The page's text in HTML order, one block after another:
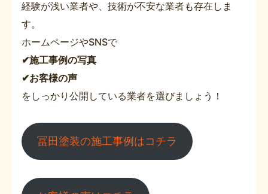
経験が浅い業者や、技術が不安な業者も存在しま
す。
ホームページやSNSで
✔施工事例の写真
✔お客様の声
をしっかり公開している業者を選びましょう！
冨田塗装の施工事例はコチラ